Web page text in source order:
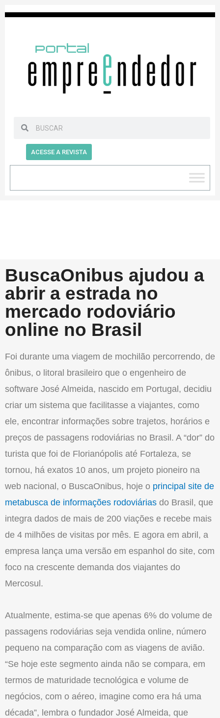
ACESSE A REVISTA
BuscaOnibus ajudou a
abrir a estrada no
mercado rodoviário
online no Brasil
Foi durante uma viagem de mochilão percorrendo, de
ônibus, o litoral brasileiro que o engenheiro de
software José Almeida, nascido em Portugal, decidiu
criar um sistema que facilitasse a viajantes, como
ele, encontrar informações sobre trajetos, horários e
preços de passagens rodoviárias no Brasil. A “dor” do
turista que foi de Florianópolis até Fortaleza, se
tornou, há exatos 10 anos, um projeto pioneiro na
web nacional, o BuscaOnibus, hoje o principal site de
metabusca de informações rodoviárias do Brasil, que
integra dados de mais de 200 viações e recebe mais
de 4 milhões de visitas por mês. E agora em abril, a
empresa lança uma versão em espanhol do site, com
foco na crescente demanda dos viajantes do
Mercosul.
Atualmente, estima-se que apenas 6% do volume de
passagens rodoviárias seja vendida online, número
pequeno na comparação com as viagens de avião.
“Se hoje este segmento ainda não se compara, em
termos de maturidade tecnológica e volume de
negócios, com o aéreo, imagine como era há uma
década”, lembra o fundador José Almeida, que